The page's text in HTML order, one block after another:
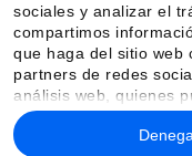
sociales y analizar el
compartimos
que haga del sitio web
partners de redes
análisis web, quienes
combinarla con otra
haya proporcionado o